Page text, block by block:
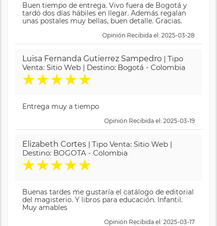
Buen tiempo de entrega. Vivo fuera de Bogotá y
tardó dos días hábiles en llegar. Además regalan
unas postales muy bellas, buen detalle. Gracias.
Opinión Recibida el: 2025-03-28
Luisa Fernanda Gutierrez Sampedro | Tipo
Venta: Sitio Web | Destino: Bogotá - Colombia
★★★★★
Entrega muy a tiempo
Opinión Recibida el: 2025-03-19
Elizabeth Cortes | Tipo Venta: Sitio Web |
Destino: BOGOTA - Colombia
★★★★★
Buenas tardes me gustaría el catálogo de editorial
del magisterio. Y libros para educación. Infantil.
Muy amables
Opinión Recibida el: 2025-03-17